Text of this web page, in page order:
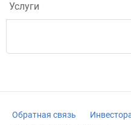
Услуги
Обратная связь